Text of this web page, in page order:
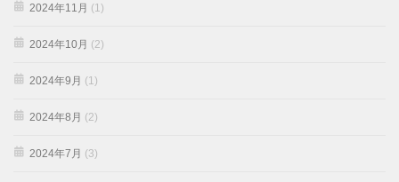
2024年11月 (1)
2024年10月 (2)
2024年9月 (1)
2024年8月 (2)
2024年7月 (3)